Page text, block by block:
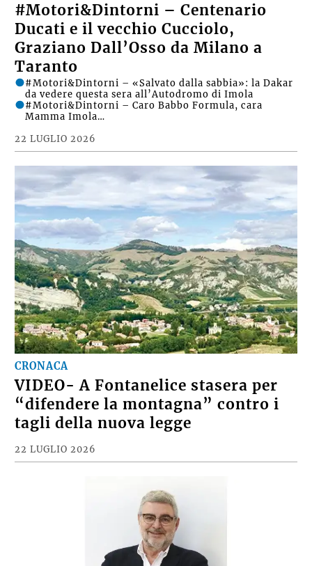
#Motori&Dintorni – Centenario
Ducati e il vecchio Cucciolo,
Graziano Dall’Osso da Milano a
Taranto
22 LUGLIO 2026
#Motori&Dintorni – «Salvato dalla sabbia»: la Dakar
da vedere questa sera all’Autodromo di Imola
#Motori&Dintorni – Caro Babbo Formula, cara
Mamma Imola…
CRONACA
VIDEO- A Fontanelice stasera per
“difendere la montagna” contro i
tagli della nuova legge
22 LUGLIO 2026